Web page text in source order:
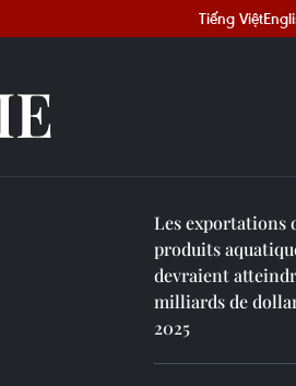
Tiếng Việt
Les exportations
produits
devraient
milliards de
2025